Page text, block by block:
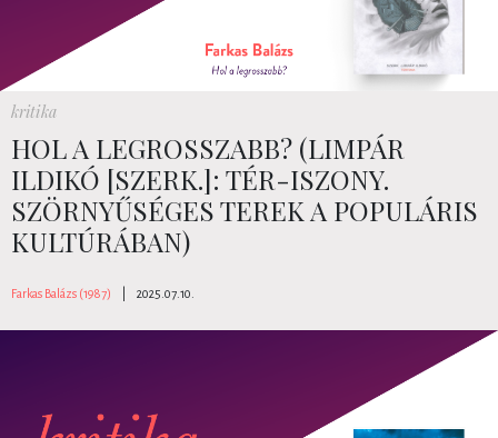
kritika
HOL A LEGROSSZABB? (LIMPÁR
ILDIKÓ [SZERK.]: TÉR-ISZONY.
SZÖRNYŰSÉGES TEREK A POPULÁRIS
KULTÚRÁBAN)
Farkas Balázs (1987) 2025.07.10.